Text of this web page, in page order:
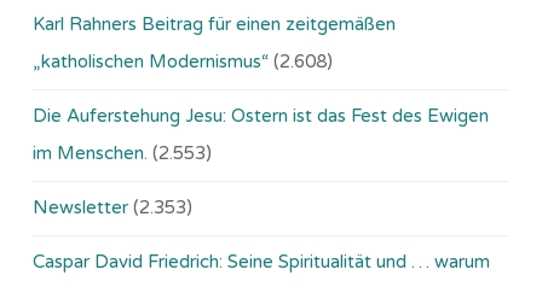
Karl Rahners Beitrag für einen zeitgemäßen
„katholischen Modernismus“ (2.608)
Die Auferstehung Jesu: Ostern ist das Fest des Ewigen
im Menschen. (2.553)
Newsletter (2.353)
Caspar David Friedrich: Seine Spiritualität und … warum